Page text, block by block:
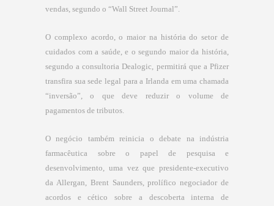
vendas, segundo o “Wall Street Journal”.
O complexo acordo, o maior na história do setor de
cuidados com a saúde, e o segundo maior da história,
segundo a consultoria Dealogic, permitirá que a Pfizer
transfira sua sede legal para a Irlanda em uma chamada
“inversão”, o que deve reduzir o volume de
pagamentos de tributos.
O negócio também reinicia o debate na indústria
farmacêutica sobre o papel de pesquisa e
desenvolvimento, uma vez que presidente-executivo
da Allergan, Brent Saunders, prolífico negociador de
acordos e cético sobre a descoberta interna de